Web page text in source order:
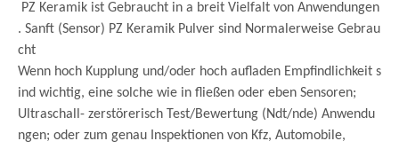
PZ Keramik ist Gebraucht in a breit Vielfalt von Anwendungen
. Sanft (Sensor) PZ Keramik Pulver sind Normalerweise Gebrau
cht
Wenn hoch Kupplung und/oder hoch aufladen Empfindlichkeit s
ind wichtig, eine solche wie in fließen oder eben Sensoren;
Ultraschall- zerstörerisch Test/Bewertung (Ndt/nde) Anwendu
ngen; oder zum genau Inspektionen von Kfz, Automobile,